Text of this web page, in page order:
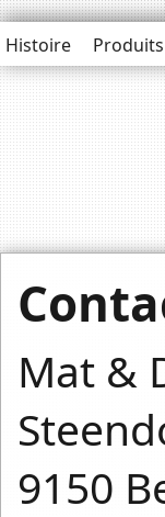
Histoire Produits
Mat &
9150